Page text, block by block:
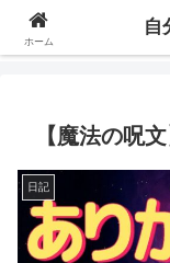
自分の価値を高めるため
【魔法の呪
日記
ホーム
自